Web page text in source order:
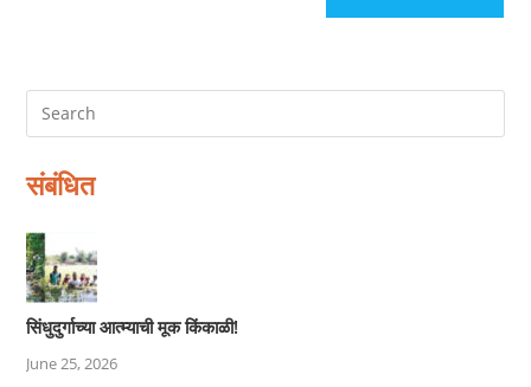
संबंधित
सिंधुदुर्गाच्या आत्म्याची मूक किंकाळी!
June 25, 2026